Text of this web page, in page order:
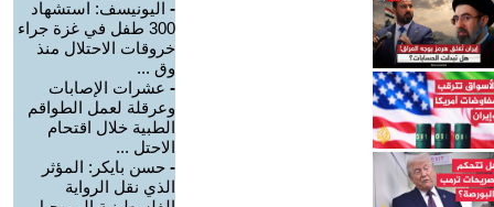
- اليونيسف: استشهاد
300 طفل في غزة جراء
خروقات الاحتلال منذ
وق ...
- عشرات الإصابات
وعرقلة لعمل الطواقم
الطبية خلال اقتحام
الاحتل ...
- حسن بايكر: المؤثر
الذي نقل الرواية